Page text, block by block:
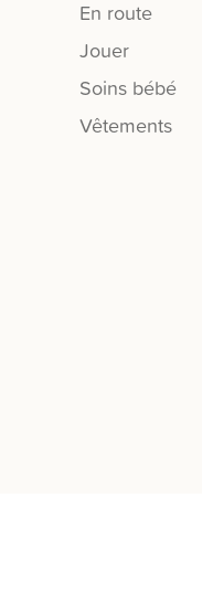
En route
Jouer
Soins bébé
Vêtements